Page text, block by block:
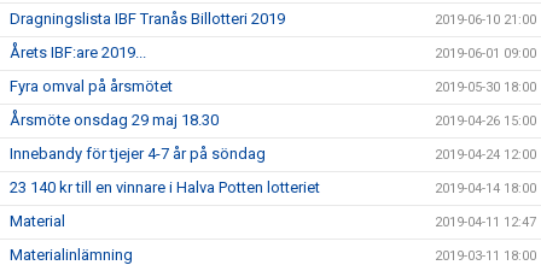
Dragningslista IBF Tranås Billotteri 2019 2019-06-10 21:00
Årets IBF:are 2019... 2019-06-01 09:00
Fyra omval på årsmötet 2019-05-30 18:00
Årsmöte onsdag 29 maj 18.30 2019-04-26 15:00
Innebandy för tjejer 4-7 år på söndag 2019-04-24 12:00
23 140 kr till en vinnare i Halva Potten lotteriet 2019-04-14 18:00
Material 2019-04-11 12:47
Materialinlämning 2019-03-11 18:00